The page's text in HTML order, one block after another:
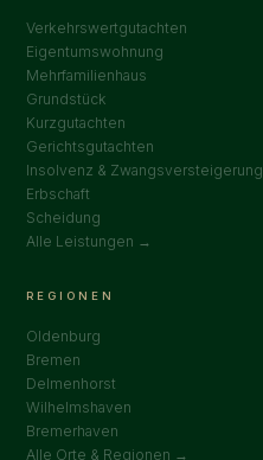
Verkehrswertgutachten
Eigentumswohnung
Mehrfamilienhaus
Grundstück
Kurzgutachten
Gerichtsgutachten
Insolvenz & Zwangsversteigerung
Erbschaft
Scheidung
Alle Leistungen →
REGIONEN
Oldenburg
Bremen
Delmenhorst
Wilhelmshaven
Bremerhaven
Alle Orte & Regionen →